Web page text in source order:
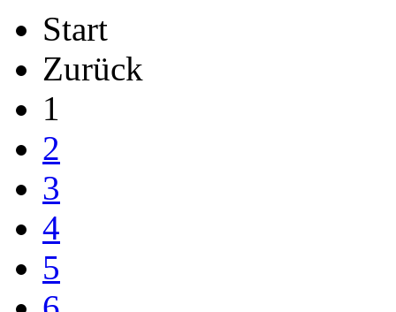
Start
Zurück
1
2
3
4
5